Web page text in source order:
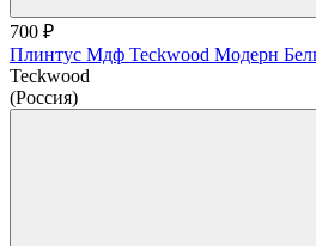
700 ₽
Плинтус Мдф Teckwood Модерн
Teckwood
(Россия)